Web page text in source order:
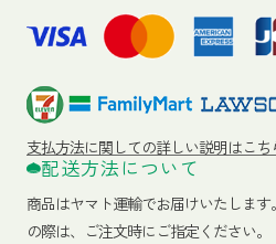
支払方法に関しての詳しい説明はこち
配送方法について
商品はヤマト運輸でお届けいたします。
の際は、ご注文時にご指定ください。